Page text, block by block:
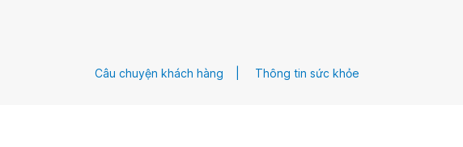
Câu chuyện khách hàng Thông tin sức khỏe